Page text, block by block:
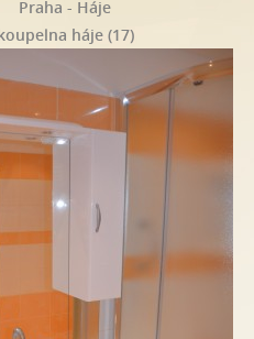
Praha - Háje
háje (17)